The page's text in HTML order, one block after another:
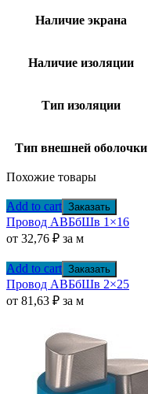
Наличие экрана
Наличие изоляции
Тип изоляции
Тип внешней оболочки
Похожие товары
Add to cart Заказать
Провод АВБбШв 1×16
от 32,76 ₽ за м
Add to cart Заказать
Провод АВБбШв 2×25
от 81,63 ₽ за м